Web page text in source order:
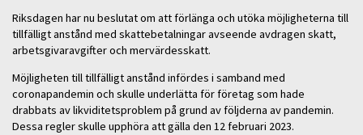
Riksdagen har nu beslutat om att förlänga och utöka möjligheterna till
tillfälligt anstånd med skattebetalningar avseende avdragen skatt,
arbetsgivaravgifter och mervärdesskatt.
Möjligheten till tillfälligt anstånd infördes i samband med
coronapandemin och skulle underlätta för företag som hade
drabbats av likviditetsproblem på grund av följderna av pandemin.
Dessa regler skulle upphöra att gälla den 12 februari 2023.